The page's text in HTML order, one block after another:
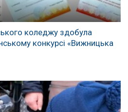
коледжу здобула
конкурсі «Вижницька